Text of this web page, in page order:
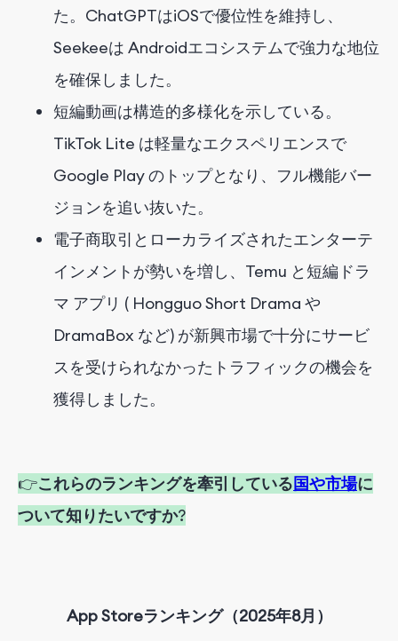
た。ChatGPTはiOSで優位性を維持し、
Seekeeは Androidエコシステムで強力な地位
を確保しました。
短編動画は構造的多様化を示している。
TikTok Lite は軽量なエクスペリエンスで
Google Play のトップとなり、フル機能バー
ジョンを追い抜いた。
電子商取引とローカライズされたエンターテ
インメントが勢いを増し、Temu と短編ドラ
マ アプリ ( Hongguo Short Drama や
DramaBox など) が新興市場で十分にサービ
スを受けられなかったトラフィックの機会を
獲得しました。
👉これらのランキングを牽引している国や市場に
ついて知りたいですか?
App Storeランキング（2025年8月）